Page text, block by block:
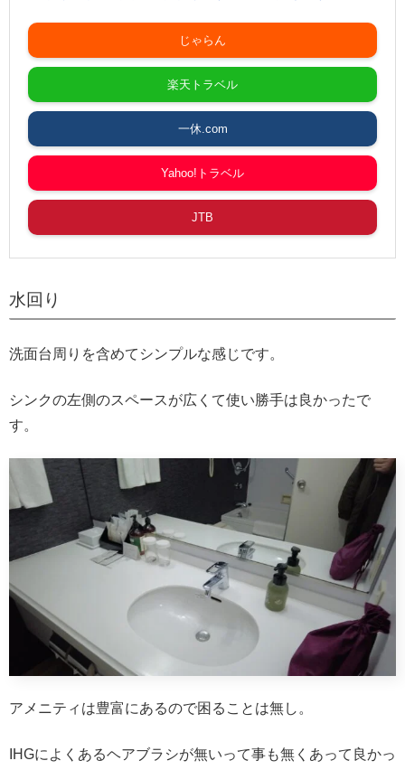
じゃらん
楽天トラベル
一休.com
Yahoo!トラベル
JTB
水回り
洗面台周りを含めてシンプルな感じです。
シンクの左側のスペースが広くて使い勝手は良かったで
す。
アメニティは豊富にあるので困ることは無し。
IHGによくあるヘアブラシが無いって事も無くあって良かっ